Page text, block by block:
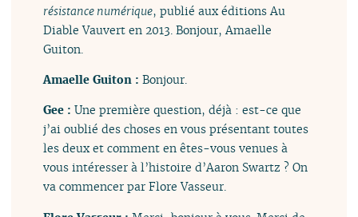
résistance numérique, publié aux éditions Au
Diable Vauvert en 2013. Bonjour, Amaelle
Guiton.
Amaelle Guiton :Bonjour.
Gee :Une première question, déjà : est-ce que
j’ai oublié des choses en vous présentant toutes
les deux et comment en êtes-vous venues à
vous intéresser à l’histoire d’Aaron Swartz ? On
va commencer par Flore Vasseur.